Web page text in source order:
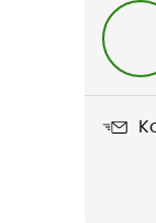
Produktnamn
Water Proof